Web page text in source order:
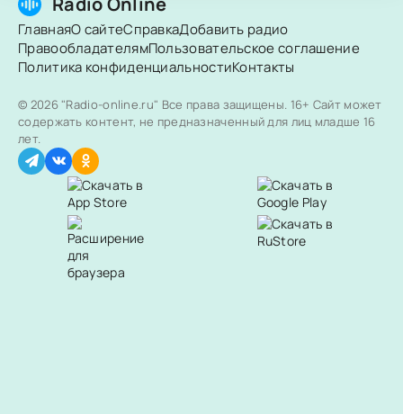
ГлавнаяО сайтеСправкаДобавить радио
ПравообладателямПользовательское соглашение
Политика конфиденциальностиКонтакты
© 2026 "Radio-online.ru" Все права защищены. 16+ Сайт может
содержать контент, не предназначенный для лиц младше 16
лет.